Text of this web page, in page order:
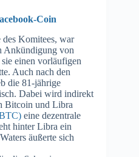
Coin
Komitees, war
Ankündigung von
einen vorläufigen
Auch nach den
die 81-jährige
Dabei wird indirekt
Bitcoin und Libra
eine dezentrale
hinter Libra ein
äußerte sich